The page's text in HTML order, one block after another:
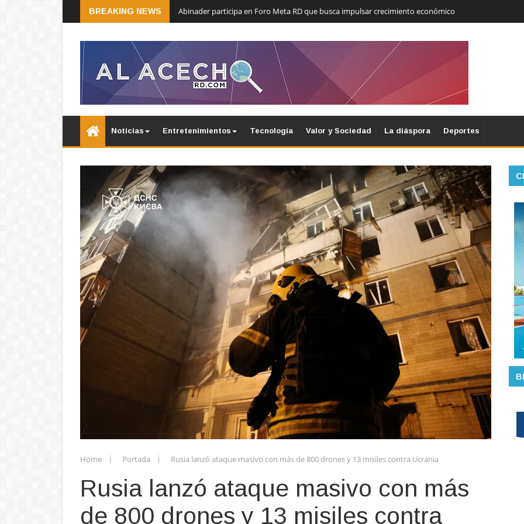
BREAKING NEWS Abinader participa en Foro Meta RD que busca impulsar crecimiento económico
Noticias Entretenimientos Tecnología Valor y Sociedad La diáspora Deportes
Home Portada Rusia lanzó ataque masivo con más de 800 drones y 13 misiles contra Ucrania
Rusia lanzó ataque masivo con más
de 800 drones y 13 misiles contra